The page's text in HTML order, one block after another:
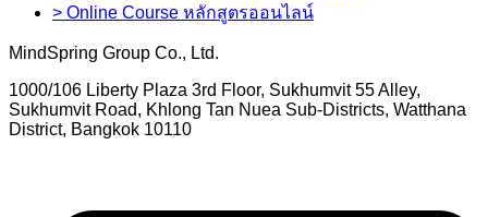
> Online Course หลักสูตรออนไลน์
MindSpring Group Co., Ltd.
1000/106 Liberty Plaza 3rd Floor, Sukhumvit 55 Alley,
Sukhumvit Road, Khlong Tan Nuea Sub-Districts, Watthana
District, Bangkok 10110